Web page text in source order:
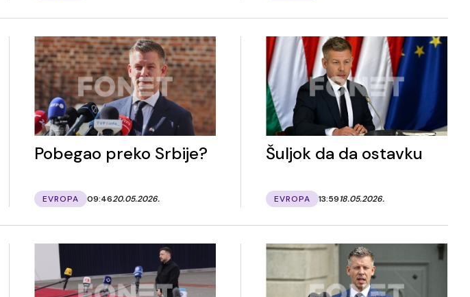
Pobegao preko Srbije?
EVROPA 09:4620.05.2026.
Šuljok da da ostavku
EVROPA 13:5918.05.2026.